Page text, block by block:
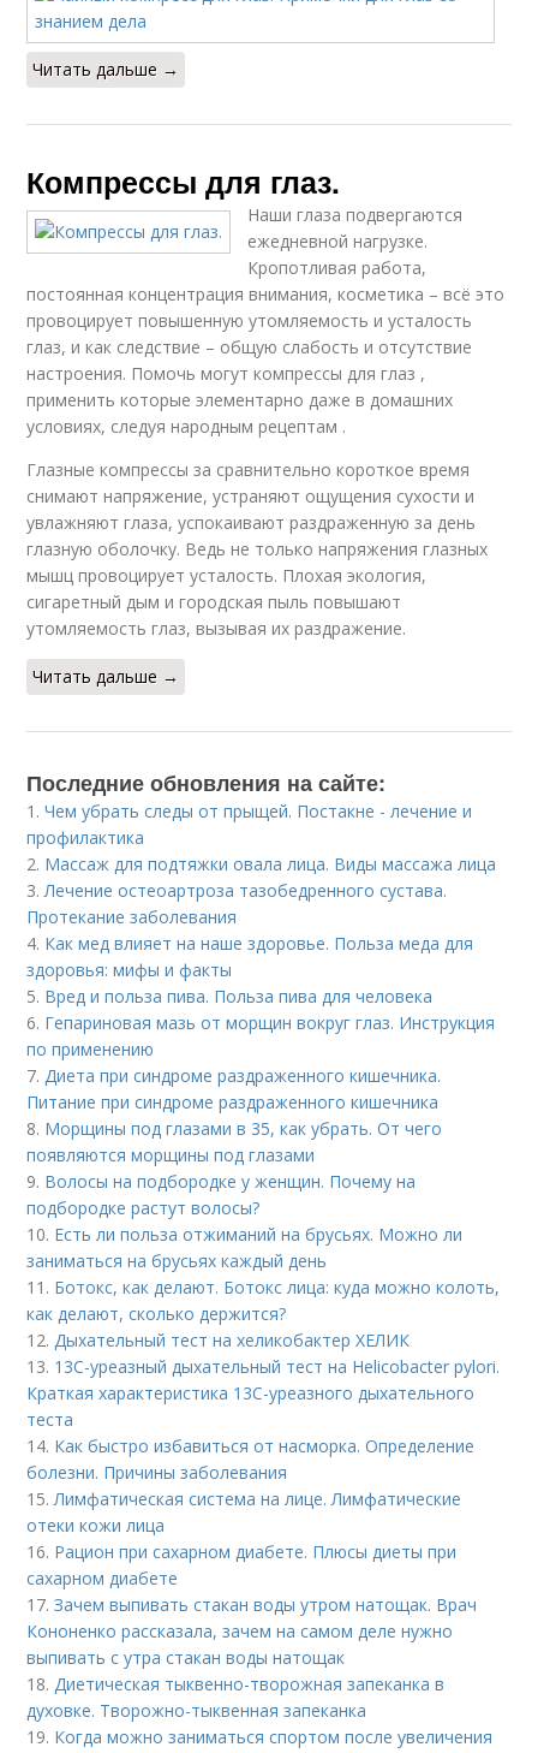
Читать дальше →
Компрессы для глаз.
Наши глаза подвергаются
ежедневной нагрузке.
Кропотливая работа,
постоянная концентрация внимания, косметика – всё это
провоцирует повышенную утомляемость и усталость
глаз, и как следствие – общую слабость и отсутствие
настроения. Помочь могут компрессы для глаз ,
применить которые элементарно даже в домашних
условиях, следуя народным рецептам .
Глазные компрессы за сравнительно короткое время
снимают напряжение, устраняют ощущения сухости и
увлажняют глаза, успокаивают раздраженную за день
глазную оболочку. Ведь не только напряжения глазных
мышц провоцирует усталость. Плохая экология,
сигаретный дым и городская пыль повышают
утомляемость глаз, вызывая их раздражение.
Читать дальше →
Последние обновления на сайте:
1.Чем убрать следы от прыщей. Постакне - лечение и
профилактика
2. Массаж для подтяжки овала лица. Виды массажа лица
3. Лечение остеоартроза тазобедренного сустава.
Протекание заболевания
4. Как мед влияет на наше здоровье. Польза меда для
здоровья: мифы и факты
5. Вред и польза пива. Польза пива для человека
6. Гепариновая мазь от морщин вокруг глаз. Инструкция
по применению
7. Диета при синдроме раздраженного кишечника.
Питание при синдроме раздраженного кишечника
8. Морщины под глазами в 35, как убрать. От чего
появляются морщины под глазами
9. Волосы на подбородке у женщин. Почему на
подбородке растут волосы?
10. Есть ли польза отжиманий на брусьях. Можно ли
заниматься на брусьях каждый день
11. Ботокс, как делают. Ботокс лица: куда можно колоть,
как делают, сколько держится?
12. Дыхательный тест на хеликобактер ХЕЛИК
13. 13С-уреазный дыхательный тест на Helicobacter pylori.
Краткая характеристика 13С-уреазного дыхательного
теста
14. Как быстро избавиться от насморка. Определение
болезни. Причины заболевания
15. Лимфатическая система на лице. Лимфатические
отеки кожи лица
16. Рацион при сахарном диабете. Плюсы диеты при
сахарном диабете
17.Зачем выпивать стакан воды утром натощак. Врач
Кононенко рассказала, зачем на самом деле нужно
выпивать с утра стакан воды натощак
18. Диетическая тыквенно-творожная запеканка в
духовке. Творожно-тыквенная запеканка
19. Когда можно заниматься спортом после увеличения